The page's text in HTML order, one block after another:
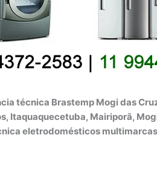
técnica Brastemp Mogi das
Itaquaquecetuba, Mairiporã,
eletrodomésticos